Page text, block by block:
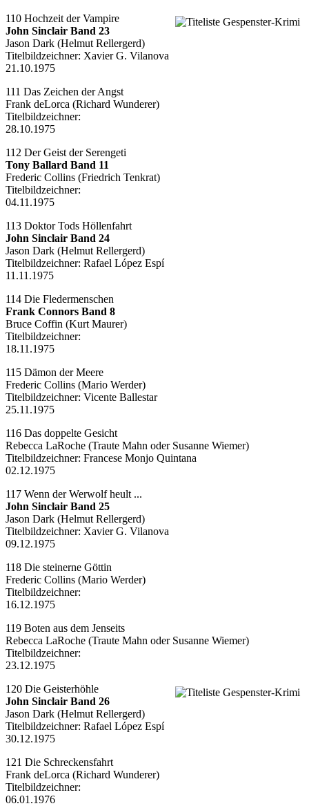
110 Hochzeit der Vampire
John Sinclair Band 23
Jason Dark (Helmut Rellergerd)
Titelbildzeichner: Xavier G. Vilanova
21.10.1975
111 Das Zeichen der Angst
Frank deLorca (Richard Wunderer)
Titelbildzeichner:
28.10.1975
112 Der Geist der Serengeti
Tony Ballard Band 11
Frederic Collins (Friedrich Tenkrat)
Titelbildzeichner:
04.11.1975
113 Doktor Tods Höllenfahrt
John Sinclair Band 24
Jason Dark (Helmut Rellergerd)
Titelbildzeichner: Rafael López Espí
11.11.1975
114 Die Fledermenschen
Frank Connors Band 8
Bruce Coffin (Kurt Maurer)
Titelbildzeichner:
18.11.1975
115 Dämon der Meere
Frederic Collins (Mario Werder)
Titelbildzeichner: Vicente Ballestar
25.11.1975
116 Das doppelte Gesicht
Rebecca LaRoche (Traute Mahn oder Susanne Wiemer)
Titelbildzeichner: Francese Monjo Quintana
02.12.1975
117 Wenn der Werwolf heult ...
John Sinclair Band 25
Jason Dark (Helmut Rellergerd)
Titelbildzeichner: Xavier G. Vilanova
09.12.1975
118 Die steinerne Göttin
Frederic Collins (Mario Werder)
Titelbildzeichner:
16.12.1975
119 Boten aus dem Jenseits
Rebecca LaRoche (Traute Mahn oder Susanne Wiemer)
Titelbildzeichner:
23.12.1975
120 Die Geisterhöhle
John Sinclair Band 26
Jason Dark (Helmut Rellergerd)
Titelbildzeichner: Rafael López Espí
30.12.1975
121 Die Schreckensfahrt
Frank deLorca (Richard Wunderer)
Titelbildzeichner:
06.01.1976